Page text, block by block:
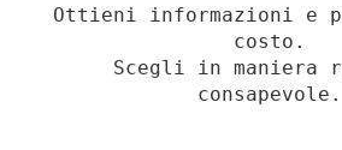
Ottieni informazioni e
costo.
Scegli in maniera
consapevole.